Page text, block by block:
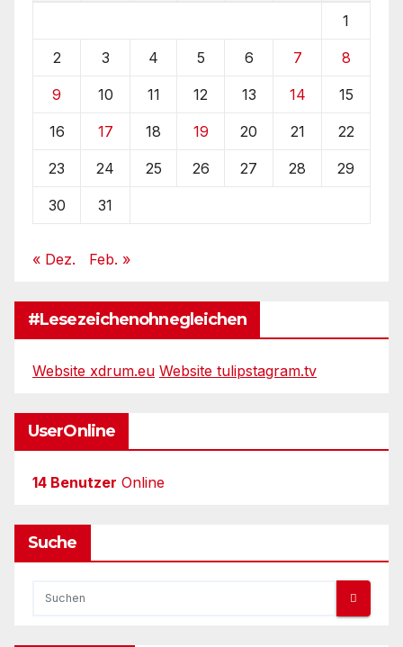
1
2 3 4 5 6 7 8
9 10 11 12 13 14 15
16 17 18 19 20 21 22
23 24 25 26 27 28 29
30 31
« Dez. Feb. »
#Lesezeichenohnegleichen
Website xdrum.eu Website tulipstagram.tv
UserOnline
14 Benutzer Online
Suche